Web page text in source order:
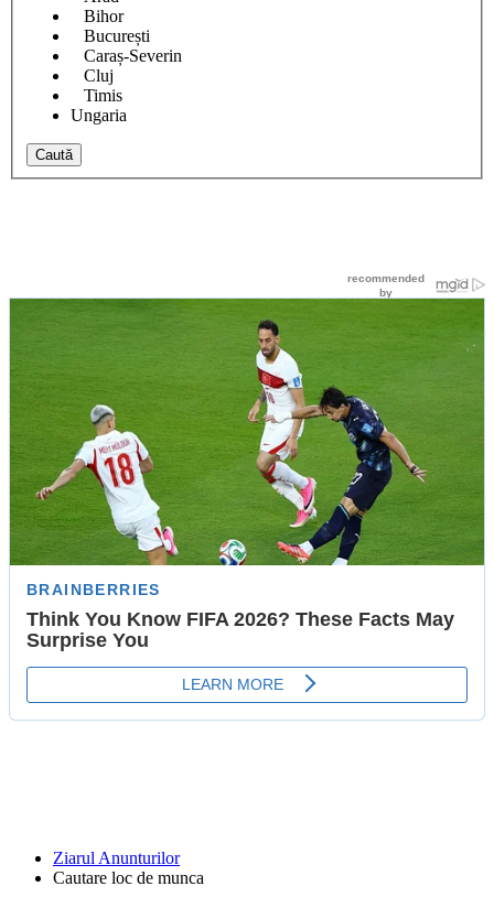
Bihor
București
Caraș-Severin
Cluj
Timis
Ungaria
Caută
Ziarul Anunturilor
Cautare loc de munca